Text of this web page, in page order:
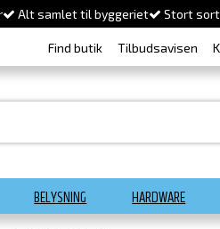
Alt samlet til byggeriet Stort
Find butik Tilbudsavisen
BELYSNING HARDWARE